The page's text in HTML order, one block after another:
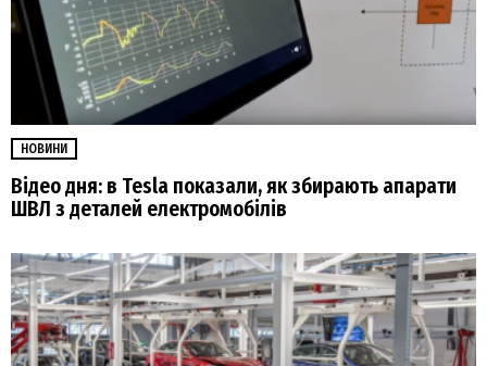
НОВИНИ
Відео дня: в Tesla показали, як збирають апарати
ШВЛ з деталей електромобілів